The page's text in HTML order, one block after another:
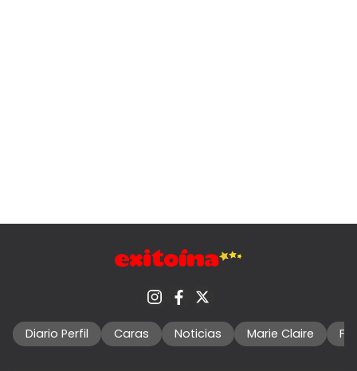
Diario Perfil Caras Noticias Marie Claire